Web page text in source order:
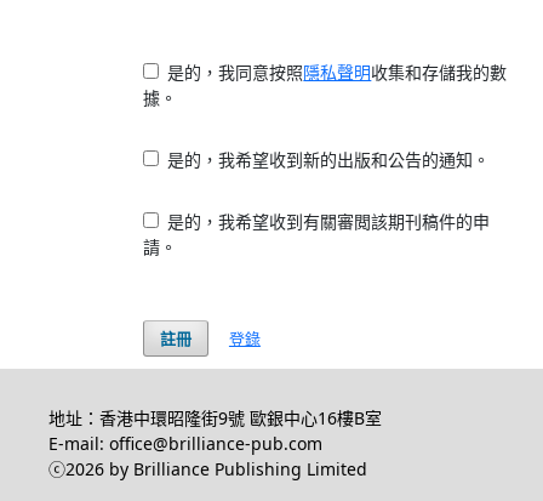
是的，我同意按照隱私聲明收集和存儲我的數
據。
是的，我希望收到新的出版和公告的通知。
是的，我希望收到有關審閲該期刊稿件的申
請。
註冊 登錄
地址：香港中環昭隆街9號 歐銀中心16樓B室
E-mail: office@brilliance-pub.com
ⓒ2026 by Brilliance Publishing Limited